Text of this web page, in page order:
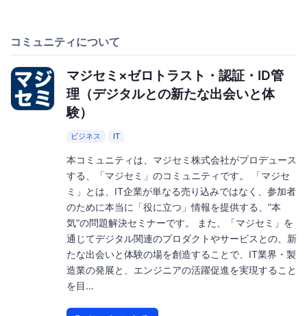
コミュニティについて
マジセミ×ゼロトラスト・認証・ID管
理（デジタルとの新たな出会いと体
験）
ビジネス IT
本コミュニティは、マジセミ株式会社がプロデュース
する、「マジセミ」のコミュニティです。 「マジセ
ミ」とは、IT企業が単なる売り込みではなく、参加者
のために本当に「役に立つ」情報を提供する、”本
気”の問題解決セミナーです。 また、「マジセミ」を
通じてデジタル関連のプロダクトやサービスとの、新
たな出会いと体験の場を創造することで、IT業界・製
造業の発展と、エンジニアの活躍促進を実現すること
を目...